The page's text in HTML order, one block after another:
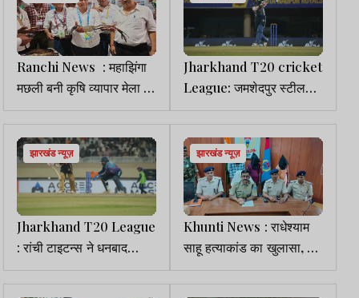
Ranchi News : महाझिंगा
मछली बनी कृषि व्यापार मेला में
आकर्षक का केंद्र
Jharkhand T20 cricket
League: जमशेदपुर स्टीलर्स
ने संथाल स्ट्राइकर्स को 15
रनों से हराया, देवब्रत व साहिल
की धमाकेदार बल्लेबाजी
झारखंड न्यूज़
Jharkhand T20 League
: रांची टाइटन्स ने धनबाद
डायमंड्स को 7 विकेट से
हराया, स्कोर बोर्ड में टॉप पर
झारखंड न्यूज़
Khunti News : राधेश्याम
साहू हत्याकांड का खुलासा, 3
गिरफ्तार